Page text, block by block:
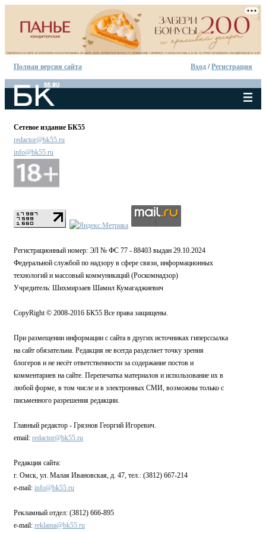
Полная версия сайта Вход /Регистрация
Сетевое издание БК55
redactor@bk55.ru
info@bk55.ru
Регистрационный номер: ЭЛ № ФС 77 - 88403 выдан 29.10.2024
Федеральной службой по надзору в сфере связи, информационных
технологий и массовый коммуникаций (Роскомнадзор)
Учредитель: Шихмирзаев Шамил Кумагаджиевич
CopyRight © 2008-2016 БК55 Все права защищены.
При размещении информации с сайта в других источниках гиперссылка
на сайт обязательна. Редакция не всегда разделяет точку зрения
блогеров и не несёт ответственности за содержание постов и
комментариев на сайте. Перепечатка материалов и использование их в
любой форме, в том числе и в электронных СМИ, возможны только с
письменного разрешения редакции.
Главный редактор - Грязнов Георгий Игоревич.
email: redactor@bk55.ru
Редакция сайта:
г. Омск, ул. Малая Ивановская, д. 47, тел.: (3812) 667-214
e-mail: info@bk55.ru
Рекламный отдел: (3812) 666-895
e-mail: reklama@bk55.ru